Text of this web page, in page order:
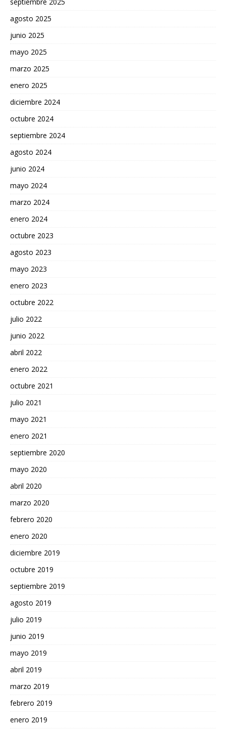
agosto 2025
junio 2025
mayo 2025
marzo 2025
enero 2025
diciembre 2024
octubre 2024
septiembre 2024
agosto 2024
junio 2024
mayo 2024
marzo 2024
enero 2024
octubre 2023
agosto 2023
mayo 2023
enero 2023
octubre 2022
julio 2022
junio 2022
abril 2022
enero 2022
octubre 2021
julio 2021
mayo 2021
enero 2021
septiembre 2020
mayo 2020
abril 2020
marzo 2020
febrero 2020
enero 2020
diciembre 2019
octubre 2019
septiembre 2019
agosto 2019
julio 2019
junio 2019
mayo 2019
abril 2019
marzo 2019
febrero 2019
enero 2019